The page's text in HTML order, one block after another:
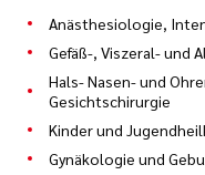
Anästhesiologie,
Gefäß-, Viszeral- und
Hals- Nasen- und
Gesichtschirurgie
Kinder und
Gynäkologie und